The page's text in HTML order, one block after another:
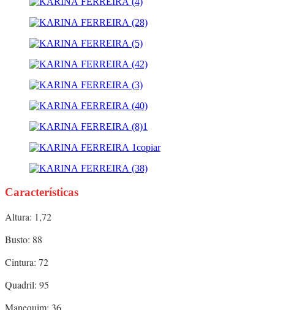
Características
Altura: 1,72
Busto: 88
Cintura: 72
Quadril: 95